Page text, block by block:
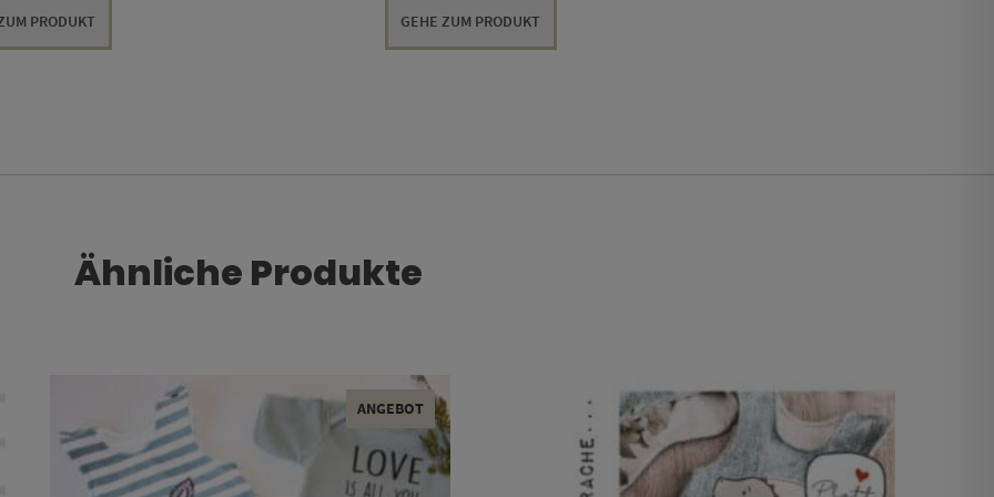
PRODUKT GEHE ZUM PRODUKT
Ähnliche Produkte
ANGEBOT